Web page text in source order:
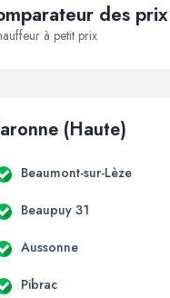
des prix
à petit prix
(Haute)
Beaumont-sur-Lèze
Beaupuy 31
Aussonne
Pibrac